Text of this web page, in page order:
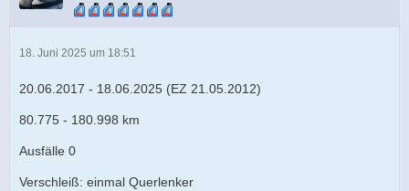
18. Juni 2025 um 18:51
20.06.2017 - 18.06.2025 (EZ 21.05.2012)
80.775 - 180.998 km
Ausfälle 0
Verschleiß: einmal Querlenker